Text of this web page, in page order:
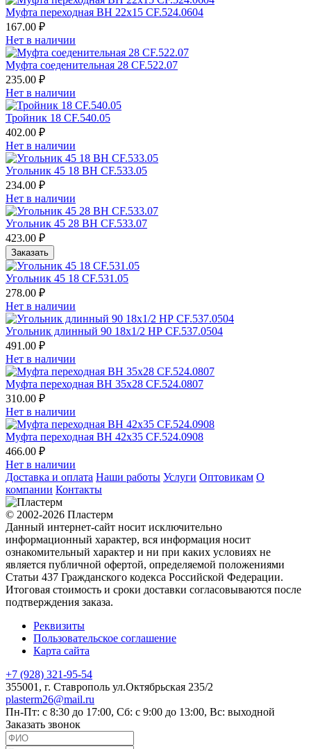
Муфта переходная ВН 22х15 CF.524.0604
167.00 ₽
Нет в наличии
Муфта соеденительная 28 CF.522.07
235.00 ₽
Нет в наличии
Тройник 18 CF.540.05
402.00 ₽
Нет в наличии
Угольник 45 18 ВН CF.533.05
234.00 ₽
Нет в наличии
Угольник 45 28 ВН CF.533.07
423.00 ₽
Заказать
Угольник 45 18 CF.531.05
278.00 ₽
Нет в наличии
Угольник длинный 90 18х1/2 НР CF.537.0504
491.00 ₽
Нет в наличии
Муфта переходная ВН 35х28 CF.524.0807
310.00 ₽
Нет в наличии
Муфта переходная ВН 42х35 CF.524.0908
466.00 ₽
Нет в наличии
Доставка и оплата Наши работы Услуги Оптовикам О
компании Контакты
© 2002-2026 Пластерм
Данный интернет-сайт носит исключительно
информационный характер, вся информация носит
ознакомительный характер и ни при каких условиях не
является публичной офертой, определяемой положениями
Статьи 437 Гражданского кодекса Российской Федерации.
Итоговая стоимость и сроки доставки согласовываются после
подтверждения заказа.
Реквизиты
Пользовательское соглашение
Карта сайта
+7 (928) 321-95-54
355001 , г. Ставрополь ул.Октябрьская 235/2
plasterm26@mail.ru
Пн-Пт: с 8:30 до 17:00, Сб: с 9:00 до 13:00, Вс: выходной
Заказать звонок